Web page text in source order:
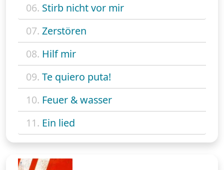
06. Stirb nicht vor mir
07. Zerstören
08. Hilf mir
09. Te quiero puta!
10. Feuer & wasser
11. Ein lied